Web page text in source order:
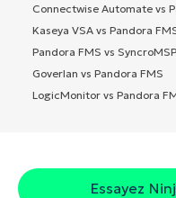
Connectwise Automate vs
Kaseya VSA vs Pandora
Pandora FMS vs SyncroMSP
Goverlan vs Pandora FMS
LogicMonitor vs Pandora
Essayez